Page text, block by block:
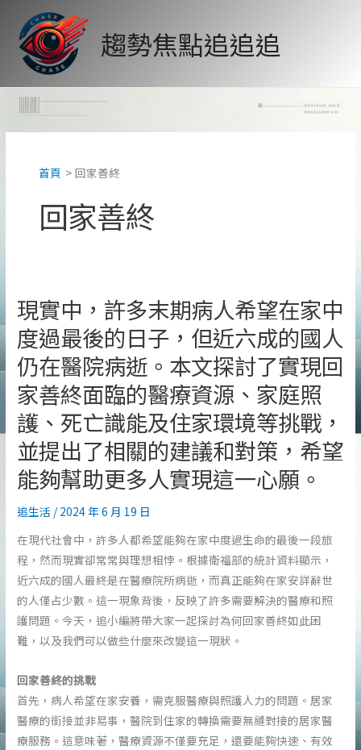
內
趨勢焦點追追追
首頁 回家善終
回家善終
現實中，許多末期病人希望在家中
度過最後的日子，但近六成的國人
仍在醫院病逝。本文探討了實現回
家善終面臨的醫療資源、家庭照
護、死亡識能及住家環境等挑戰，
並提出了相關的建議和對策，希望
能夠幫助更多人實現這一心願。
追生活 / 2024 年 6 月 19 日
在現代社會中，許多人都希望能夠在家中度過生命的最後一段旅
程，然而現實卻常常與理想相悖。根據衛福部的統計資料顯示，
近六成的國人最終是在醫療院所病逝，而真正能夠在家安詳辭世
的人僅占少數。這一現象背後，反映了許多需要解決的醫療和照
護問題。今天，追小編將帶大家一起探討為何回家善終如此困
難，以及我們可以做些什麼來改變這一現狀。
回家善終的挑戰
首先，病人希望在家安養，需克服醫療與照護人力的問題。居家
醫療的銜接並非易事，醫院到住家的轉換需要無縫對接的居家醫
療服務。這意味著，醫療資源不僅要充足，還要能夠快速、有效